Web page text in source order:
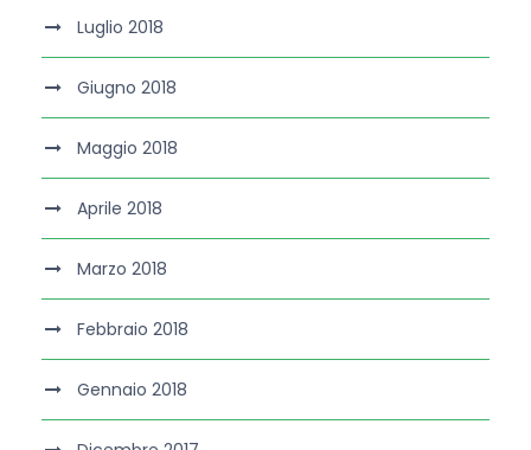
Luglio 2018
Giugno 2018
Maggio 2018
Aprile 2018
Marzo 2018
Febbraio 2018
Gennaio 2018